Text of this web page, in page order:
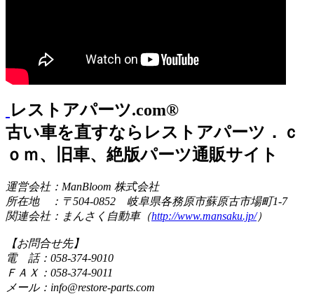
レストアパーツ.com®
古い車を直すならレストアパーツ．ｃ
ｏｍ、旧車、絶版パーツ通販サイト
運営会社：ManBloom 株式会社
所在地 ：〒504-0852 岐阜県各務原市蘇原古市場町1-7
関連会社：まんさく自動車（http://www.mansaku.jp/）
【お問合せ先】
電 話：058-374-9010
ＦＡＸ：058-374-9011
メール：info@restore-parts.com